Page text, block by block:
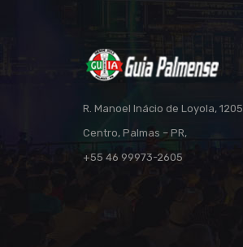
R. Manoel Inácio de Loyola, 1205
Centro, Palmas – PR,
+55 46 99973-2605